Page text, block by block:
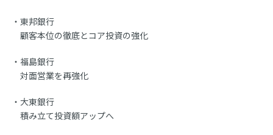
東邦銀行
顧客本位の徹底とコア投資の強化
福島銀行
対面営業を再強化
大東銀行
積み立て投資額アップへ